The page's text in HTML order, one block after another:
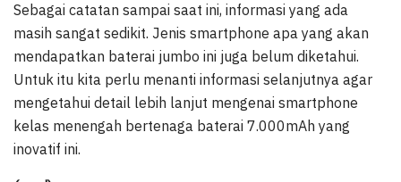
Sebagai catatan sampai saat ini, informasi yang ada
masih sangat sedikit. Jenis smartphone apa yang akan
mendapatkan baterai jumbo ini juga belum diketahui.
Untuk itu kita perlu menanti informasi selanjutnya agar
mengetahui detail lebih lanjut mengenai smartphone
kelas menengah bertenaga baterai 7.000mAh yang
inovatif ini.